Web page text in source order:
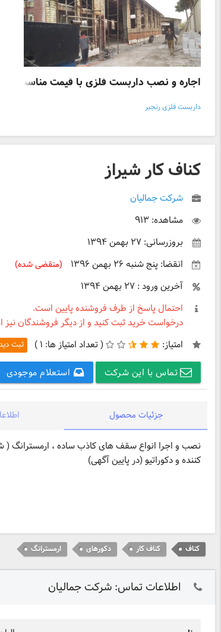
اجاره و نصب داربست فلزی با قیمت مناسب در
داربست فلزی رنجبر
کناف کار شیراز
شرکت جمالیان
مشاهده: ۹۱۳
بروزرسانی: ۲۷ بهمن ۱۳۹۴
انقضا: پنج شنبه ۲۶ بهمن ۱۳۹۶
(منقضی شده)
آخرین ورود : ۲۷ بهمن ۱۳۹۴
احتمال پاسخ از طرف فروشنده پایین است.
درخواست خرید ثبت کنید و از دیگر فروشندگان نیز
امتیاز:
(تعداد امتیاز ها: ۱ ) ثبت
تماس با این شرکت استعلام موجودی
جزئیات محصول
نصب و اجرا انواع سقف های کاذب ساده ، ارمسترانگ (
کننده و دکوراتیو (در پایین آگهی)
کناف کناف کار دکورهای ارمسترانگ
اطلاعات تماس: شرکت جمالیان